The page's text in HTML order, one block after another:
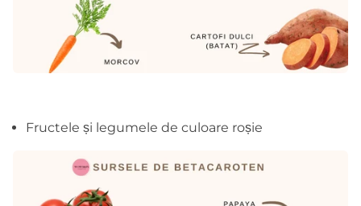
Fructele și legumele de culoare roșie